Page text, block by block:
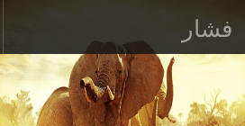
فشار